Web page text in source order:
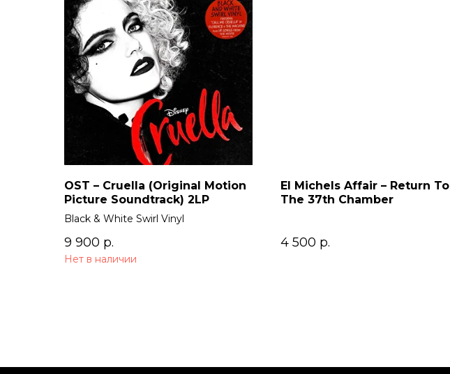
OST – Cruella (Original Motion
Picture Soundtrack) 2LP
Black & White Swirl Vinyl
9 900 р.
Нет в наличии
El Michels Affair – Return To
The 37th Chamber
4 500 р.